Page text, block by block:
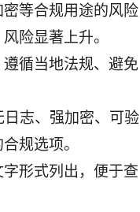
等合规用途的风险
险显著上升。
循当地法规、避免
志、强加密、可验
规选项。
形式列出，便于查